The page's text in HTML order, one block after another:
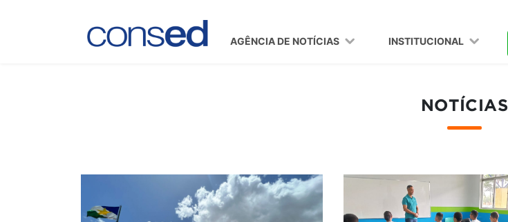
AGÊNCIA DE NOTÍCIAS INSTITUCIONAL
NOTÍCIAS